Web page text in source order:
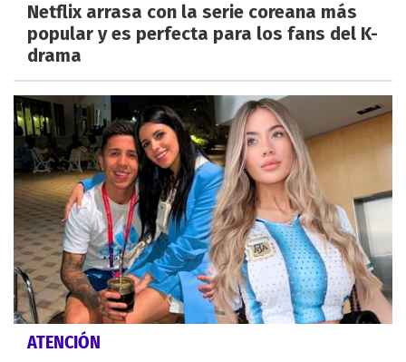
Netflix arrasa con la serie coreana más
popular y es perfecta para los fans del K-
drama
ATENCIÓN